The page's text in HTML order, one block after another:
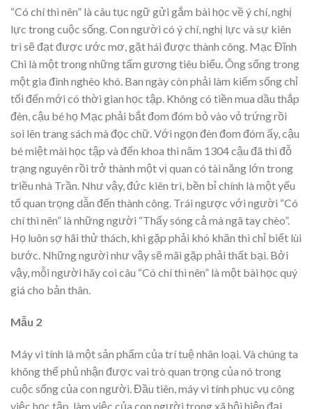
“Có chí thì nên” là câu tục ngữ gửi gắm bài học về ý chí, nghị
lực trong cuộc sống. Con người có ý chí, nghị lực và sự kiên
trì sẽ đạt được ước mơ, gặt hái được thành công. Mạc Đĩnh
Chi là một trong những tấm gương tiêu biểu. Ông sống trong
một gia đình nghèo khó. Ban ngày còn phải làm kiếm sống chỉ
tối đến mới có thời gian học tập. Không có tiền mua dầu thắp
đèn, cậu bé họ Mạc phải bắt đom đóm bỏ vào vỏ trứng rồi
soi lên trang sách mà đọc chữ. Với ngọn đèn đom đóm ấy, cậu
bé miệt mài học tập và đến khoa thi năm 1304 cậu đã thi đỗ
trạng nguyên rồi trở thành một vị quan có tài năng lớn trong
triều nhà Trần. Như vậy, đức kiên trì, bền bỉ chính là một yếu
tố quan trọng dẫn đến thành công. Trái ngược với người “Có
chí thì nên” là những người “Thấy sóng cả mà ngã tay chèo”.
Họ luôn sợ hãi thử thách, khi gặp phải khó khăn thì chỉ biết lùi
bước. Những người như vậy sẽ mãi gặp phải thất bại. Bởi
vậy, mỗi người hãy coi câu “Có chí thì nên” là một bài học quý
giá cho bản thân.
Mẫu 2
Máy vi tính là một sản phẩm của trí tuệ nhân loại. Và chúng ta
không thể phủ nhận được vai trò quan trọng của nó trong
cuộc sống của con người. Đầu tiên, máy vi tính phục vụ công
việc học tập, làm việc của con người trong xã hội hiện đại.